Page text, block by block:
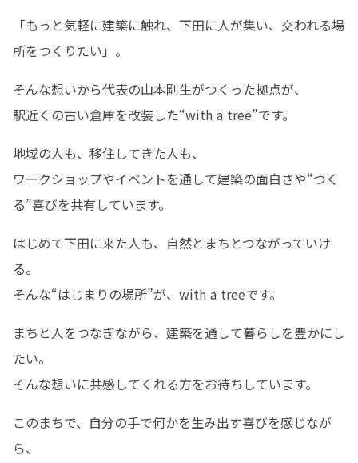
「もっと気軽に建築に触れ、下田に人が集い、交われる場
所をつくりたい」。
そんな想いから代表の山本剛生がつくった拠点が、
駅近くの古い倉庫を改装した“with a tree”です。
地域の人も、移住してきた人も、
ワークショップやイベントを通して建築の面白さや“つく
る”喜びを共有しています。
はじめて下田に来た人も、自然とまちとつながっていけ
る。
そんな“はじまりの場所”が、with a treeです。
まちと人をつなぎながら、建築を通して暮らしを豊かにし
たい。
そんな想いに共感してくれる方をお待ちしています。
このまちで、自分の手で何かを生み出す喜びを感じなが
ら、